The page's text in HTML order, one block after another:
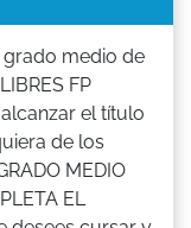
medio de
FP
alcanzar el título
de los
MEDIO
EL